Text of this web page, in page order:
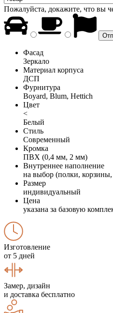
Пожалуйста, докажите, что вы
Фасад
Зеркало
Материал корпуса
ДСП
Фурнитура
Boyard, Blum, Hettich
Цвет
<
Белый
Стиль
Современный
Кромка
ПВХ (0,4 мм, 2 мм)
Внутреннее наполнение
на выбор (полки,
Размер
индивидуальный
Цена
указана за базовую
Изготовление
от 5 дней
Замер, дизайн
и доставка бесплатно